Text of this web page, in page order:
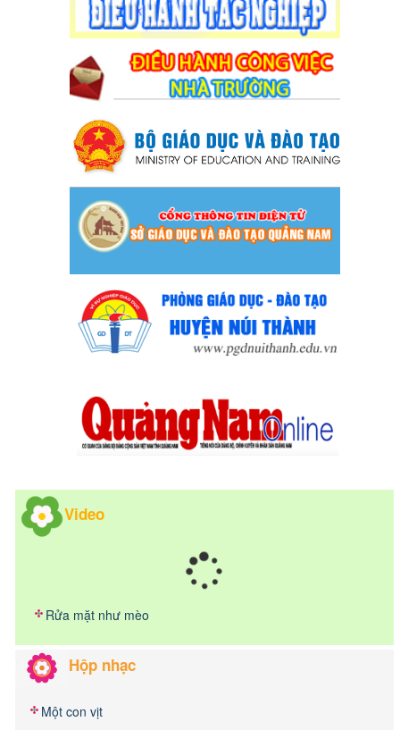
Video
Rửa mặt như mèo
Hộp nhạc
Một con vịt